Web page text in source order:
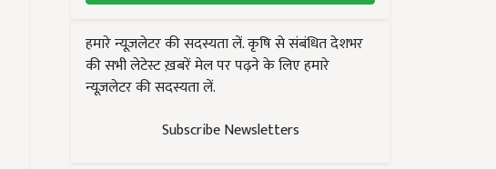
हमारे न्यूज़लेटर की सदस्यता लें. कृषि से संबंधित देशभर
की सभी लेटेस्ट ख़बरें मेल पर पढ़ने के लिए हमारे
न्यूज़लेटर की सदस्यता लें.
Subscribe Newsletters